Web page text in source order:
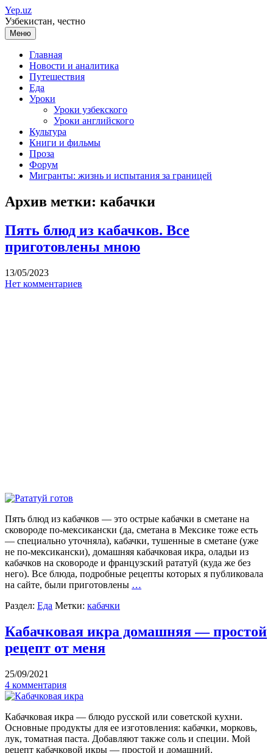
Перейти
к
содержимому
Yep.uz
Узбекистан, честно
Меню
Главная
Новости и аналитика
Путешествия
Еда
Уроки
Уроки узбекского
Уроки английского
Культура
Книги и фильмы
Проза
Форум
Мигранты: жизнь и испытания за границей
Архив метки: кабачки
Пять блюд из кабачков. Все
приготовлены мною
13/05/2023
Нет комментариев
Пять блюд из кабачков — это острые кабачки в сметане на
сковороде по-мексикански (да, сметана в Мексике тоже есть
— специально уточняла), кабачки, тушенные в сметане (уже
не по-мексикански), домашняя кабачковая икра, оладьи из
кабачков на сковороде и французский рататуй (куда же без
него). Все блюда, подробные рецепты которых я публиковала
на сайте, были приготовлены …
Раздел: Еда Метки: кабачки
Кабачковая икра домашняя — простой
рецепт от меня
25/09/2021
4 комментария
Кабачковая икра — блюдо русской или советской кухни.
Основные продукты для ее изготовления: кабачки, морковь,
лук, томатная паста. Добавляют также соль и специи. Мой
рецепт кабачковой икры — простой и домашний.